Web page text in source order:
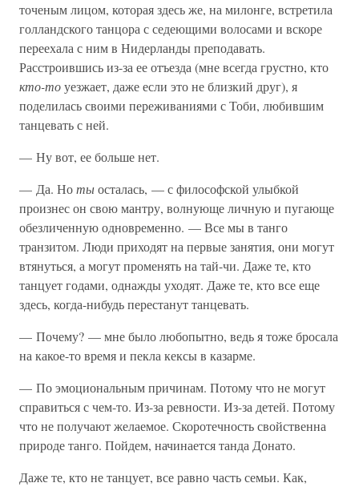
точеным лицом, которая здесь же, на милонге, встретила
голландского танцора с седеющими волосами и вскоре
переехала с ним в Нидерланды преподавать.
Расстроившись из-за ее отъезда (мне всегда грустно, кто
кто-тоуезжает, даже если это не близкий друг), я
поделилась своими переживаниями с Тоби, любившим
танцевать с ней.
— Ну вот, ее больше нет.
— Да. Нотыосталась, — с философской улыбкой
произнес он свою мантру, волнующе личную и пугающе
обезличенную одновременно. — Все мы в танго
транзитом. Люди приходят на первые занятия, они могут
втянуться, а могут променять на тай-чи. Даже те, кто
танцует годами, однажды уходят. Даже те, кто все еще
здесь, когда-нибудь перестанут танцевать.
— Почему? — мне было любопытно, ведь я тоже бросала
на какое-то время и пекла кексы в казарме.
— По эмоциональным причинам. Потому что не могут
справиться с чем-то. Из-за ревности. Из-за детей. Потому
что не получают желаемое. Скоротечность свойственна
природе танго. Пойдем, начинается танда Донато.
Даже те, кто не танцует, все равно часть семьи. Как,